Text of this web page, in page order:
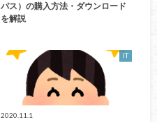
パス）の購入方法・ダウンロード
を解説
IT
2020.11.1